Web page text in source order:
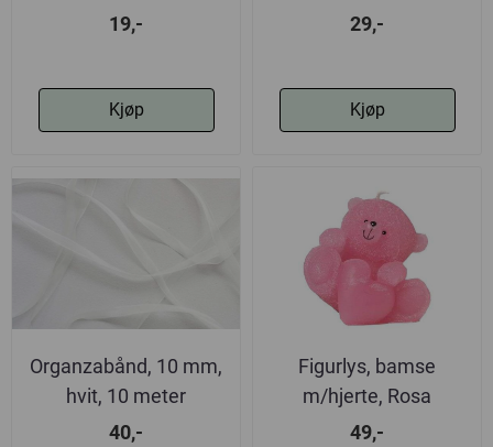
19,-
Kjøp
29,-
Kjøp
Organzabånd, 10 mm,
hvit, 10 meter
40,-
Figurlys, bamse
m/hjerte, Rosa
49,-